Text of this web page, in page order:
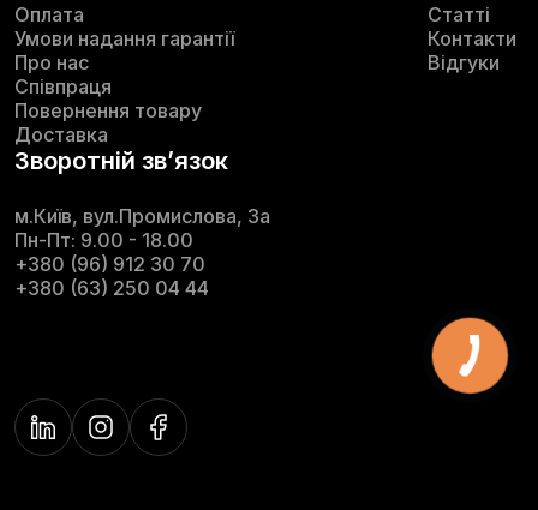
Статті
Контакти
Відгуки
Оплата
Умови надання гарантії
Про нас
Співпраця
Повернення товару
Доставка
Зворотній звʼязок
м.Київ, вул.Промислова, 3а
Пн-Пт: 9.00 - 18.00
+380 (96) 912 30 70
+380 (63) 250 04 44